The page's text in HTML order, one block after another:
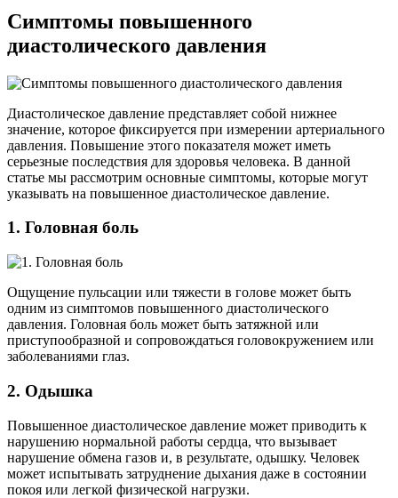
Симптомы повышенного
диастолического давления
Диастолическое давление представляет собой нижнее
значение, которое фиксируется при измерении артериального
давления. Повышение этого показателя может иметь
серьезные последствия для здоровья человека. В данной
статье мы рассмотрим основные симптомы, которые могут
указывать на повышенное диастолическое давление.
1. Головная боль
Ощущение пульсации или тяжести в голове может быть
одним из симптомов повышенного диастолического
давления. Головная боль может быть затяжной или
приступообразной и сопровождаться головокружением или
заболеваниями глаз.
2. Одышка
Повышенное диастолическое давление может приводить к
нарушению нормальной работы сердца, что вызывает
нарушение обмена газов и, в результате, одышку. Человек
может испытывать затруднение дыхания даже в состоянии
покоя или легкой физической нагрузки.